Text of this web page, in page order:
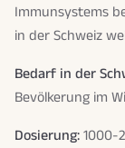
Immunsystems
in der Schweiz
Bedarf in der
Bevölkerung im
Dosierung:1000-